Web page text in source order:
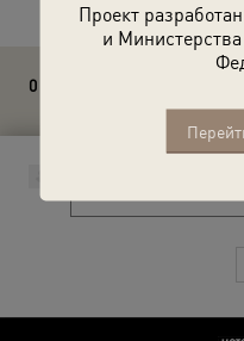
Проект
и
0 комментариев